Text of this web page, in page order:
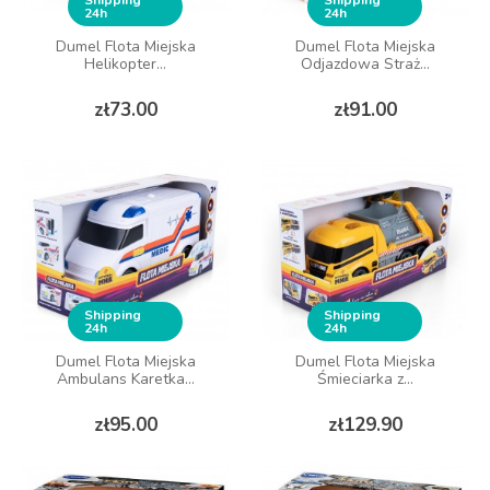
24h
Dumel Flota Miejska
Helikopter...
zł73.00
Price
24h
Dumel Flota Miejska
Odjazdowa Straż...
zł91.00
Price
Shipping
24h
Dumel Flota Miejska
Ambulans Karetka...
zł95.00
Price
Shipping
24h
Dumel Flota Miejska
Śmieciarka z...
zł129.90
Price